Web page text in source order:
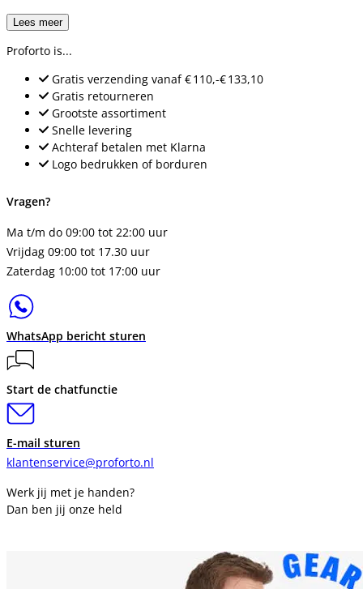
Lees meer
Proforto is...
Gratis verzending vanaf€ 110,-€ 133,10
Gratis retourneren
Grootste assortiment
Snelle levering
Achteraf betalen met Klarna
Logo bedrukken of borduren
Vragen?
Ma t/m do 09:00 tot 22:00 uur
Vrijdag 09:00 tot 17.30 uur
Zaterdag 10:00 tot 17:00 uur
WhatsApp bericht sturen
Start de chatfunctie
E-mail sturen
klantenservice@proforto.nl
Werk jij met je handen?
Dan ben jij onze held